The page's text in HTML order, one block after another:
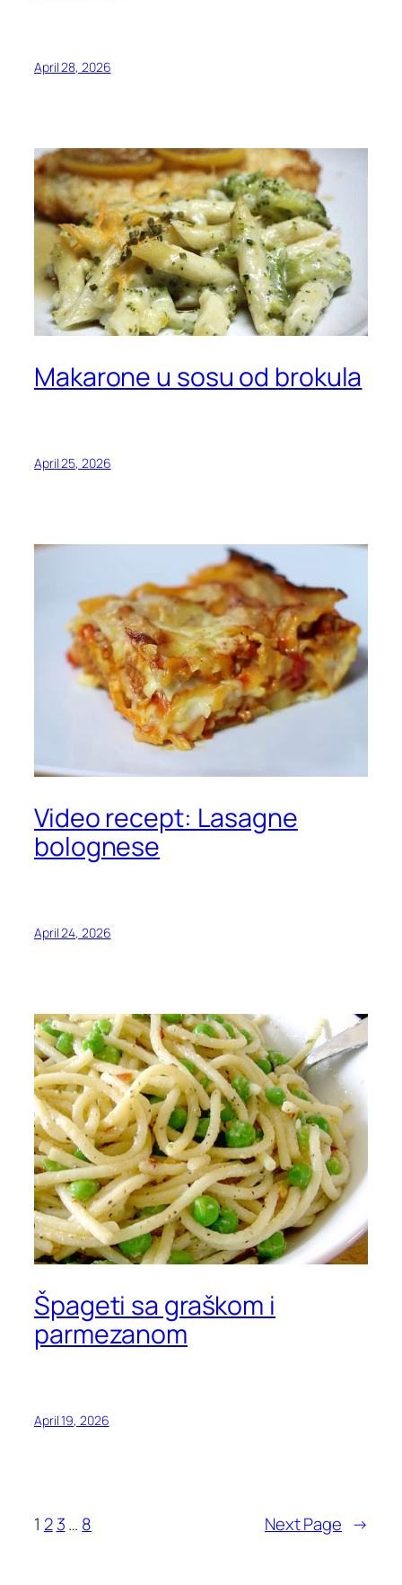
April 28, 2026
Makarone u sosu od brokula
April 25, 2026
Video recept: Lasagne
bolognese
April 24, 2026
Špageti sa graškom i
parmezanom
April 19, 2026
1 2 3… 8 Next Page →